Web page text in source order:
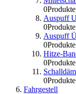
0
Auspuff
0
Auspuff
0
Hitze-
0
0
Fahrgestell